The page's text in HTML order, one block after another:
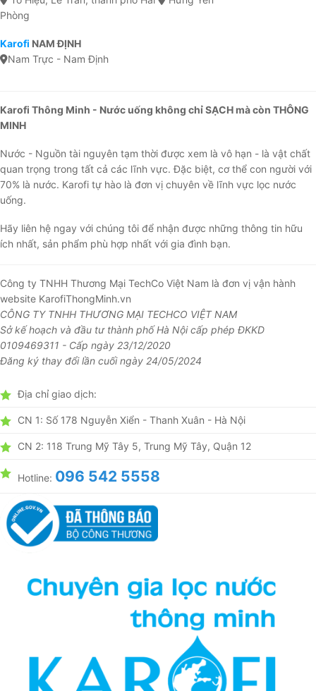
Phòng
Karofi NAM ĐỊNH
Nam Trực - Nam Định
Karofi Thông Minh - Nước uống không chỉ SẠCH mà còn THÔNG
MINH
Nước - Nguồn tài nguyên tạm thời được xem là vô hạn - là vật chất
quan trọng trong tất cả các lĩnh vực. Đặc biệt, cơ thể con người với
70% là nước. Karofi tự hào là đơn vị chuyên về lĩnh vực lọc nước
uống.
Hãy liên hệ ngay với chúng tôi để nhận được những thông tin hữu
ích nhất, sản phẩm phù hợp nhất với gia đình bạn.
Công ty TNHH Thương Mại TechCo Việt Nam là đơn vị vận hành
website KarofiThongMinh.vn
CÔNG TY TNHH THƯƠNG MẠI TECHCO VIỆT NAM
Sở kế hoạch và đầu tư thành phố Hà Nội cấp phép ĐKKD
0109469311 - Cấp ngày 23/12/2020
Đăng ký thay đổi lần cuối ngày 24/05/2024
Địa chỉ giao dịch:
CN 1: Số 178 Nguyễn Xiển - Thanh Xuân - Hà Nội
CN 2: 118 Trung Mỹ Tây 5, Trung Mỹ Tây, Quận 12
Hotline: 096 542 5558